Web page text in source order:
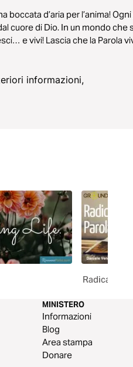
boccata d’aria per l’anima!
cuore di Dio. In un mondo che
e vivi! Lascia che la Parola
informazioni,
Radicati
MINISTERO
Informazioni
Blog
Area stampa
Donare